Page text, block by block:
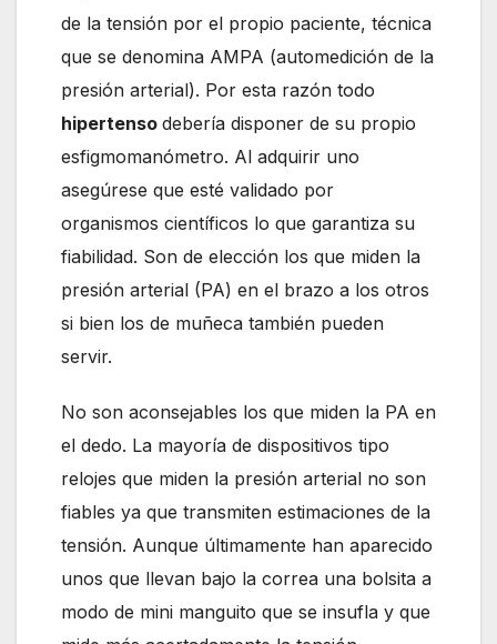
de la tensión por el propio paciente, técnica
que se denomina AMPA (automedición de la
presión arterial). Por esta razón todo
hipertenso debería disponer de su propio
esfigmomanómetro. Al adquirir uno
asegúrese que esté validado por
organismos científicos lo que garantiza su
fiabilidad. Son de elección los que miden la
presión arterial (PA) en el brazo a los otros
si bien los de muñeca también pueden
servir.
No son aconsejables los que miden la PA en
el dedo. La mayoría de dispositivos tipo
relojes que miden la presión arterial no son
fiables ya que transmiten estimaciones de la
tensión. Aunque últimamente han aparecido
unos que llevan bajo la correa una bolsita a
modo de mini manguito que se insufla y que